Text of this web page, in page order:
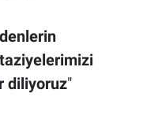
taziyelerimizi
diliyoruz"